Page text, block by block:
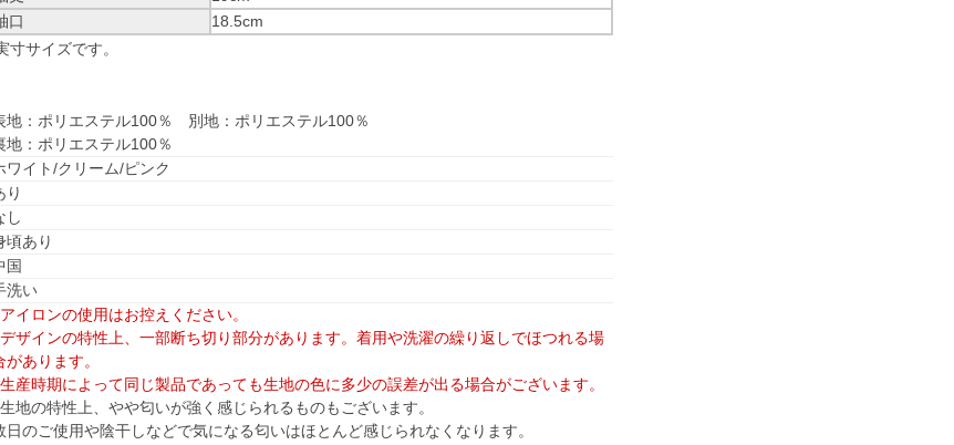
口
18.5cm
サイズです。
地：ポリエステル100％ 別地：ポリエステル100％
地：ポリエステル100％
ワイト/クリーム/ピンク
り
し
頃あり
国
洗い
イロンの使用はお控えください。
ザインの特性上、一部断ち切り部分があります。着用や洗濯の繰り返しでほつれる場
があります。
産時期によって同じ製品であっても生地の色に多少の誤差が出る場合がございます。
地の特性上、やや匂いが強く感じられるものもございます。
日のご使用や陰干しなどで気になる匂いはほとんど感じられなくなります。